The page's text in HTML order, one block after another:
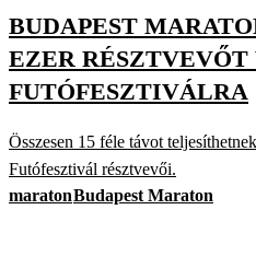
BUDAPEST
EZER
FUTÓFESZTIVÁLRA
Összesen 15 féle távot
Futófesztivál résztvevői.
maratonBudapest Maraton